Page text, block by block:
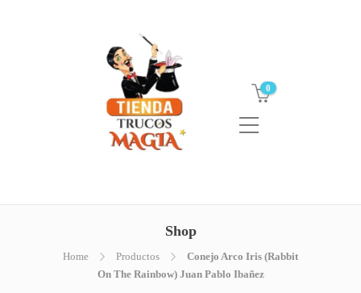
0
Shop
Home Productos
Conejo Arco Iris (Rabbit
On The Rainbow) Juan Pablo Ibañez